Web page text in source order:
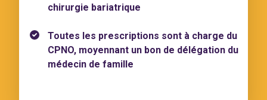
chirurgie bariatrique
Toutes les prescriptions sont à charge du
CPNO, moyennant un bon de délégation du
médecin de famille